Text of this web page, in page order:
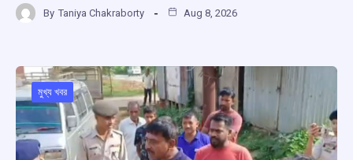
ce
o
o
k
at
A
p
p
e
d
s
a
m
By Taniya Chakraborty Aug 8, 2026
মুখ্য খবর